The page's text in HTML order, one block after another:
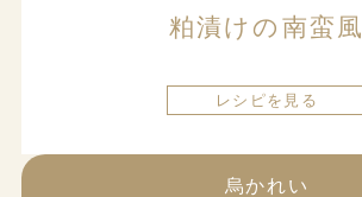
粕漬けの南蛮風
レシピを見る
烏かれい